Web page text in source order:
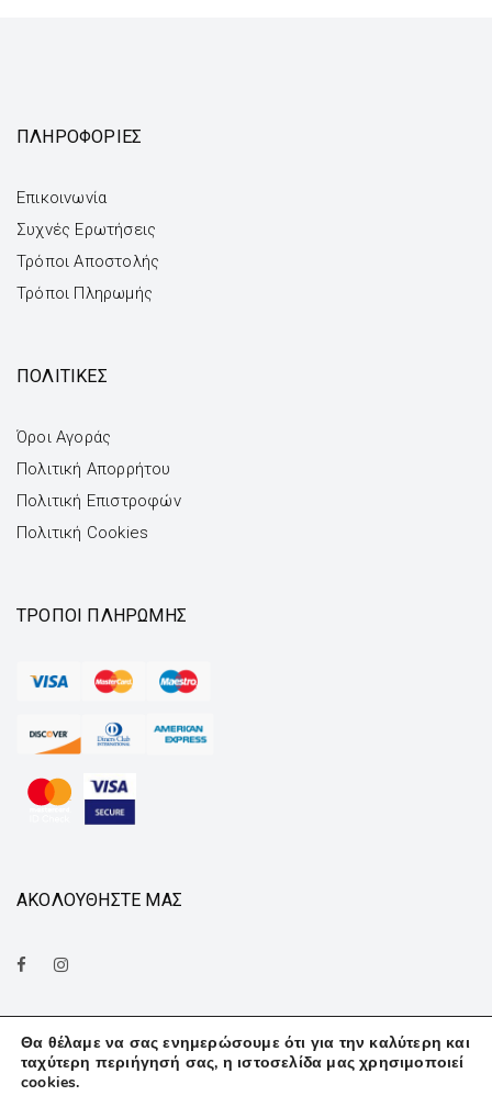
ΠΛΗΡΟΦΟΡΙΕΣ
Επικοινωνία
Συχνές Ερωτήσεις
Τρόποι Αποστολής
Τρόποι Πληρωμής
ΠΟΛΙΤΙΚΕΣ
Όροι Αγοράς
Πολιτική Απορρήτου
Πολιτική Επιστροφών
Πολιτική Cookies
ΤΡΌΠΟΙ ΠΛΗΡΩΜΉΣ
ΑΚΟΛΟΥΘΗΣΤΕ ΜΑΣ
Θα θέλαμε να σας ενημερώσουμε ότι για την καλύτερη και
ταχύτερη περιήγησή σας, η ιστοσελίδα μας χρησιμοποιεί
cookies.